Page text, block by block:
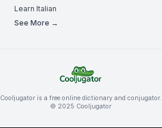
Learn Italian
See More →
Cooljugator is a free online dictionary and conjugator.
© 2025 Cooljugator